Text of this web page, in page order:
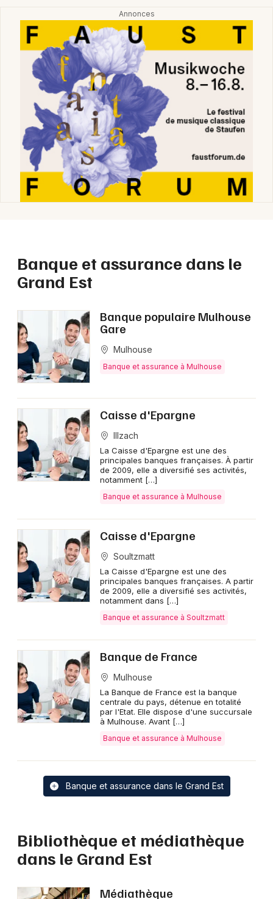
Banque et assurance dans le
Grand Est
Banque populaire Mulhouse
Gare
Mulhouse
Banque et assurance à Mulhouse
Caisse d'Epargne
Illzach
La Caisse d'Epargne est une des
principales banques françaises. À partir
de 2009, elle a diversifié ses activités,
notamment […]
Banque et assurance à Mulhouse
Caisse d'Epargne
Soultzmatt
La Caisse d'Epargne est une des
principales banques françaises. A partir
de 2009, elle a diversifié ses activités,
notamment dans […]
Banque et assurance à Soultzmatt
Banque de France
Mulhouse
La Banque de France est la banque
centrale du pays, détenue en totalité
par l'Etat. Elle dispose d'une succursale
à Mulhouse. Avant […]
Banque et assurance à Mulhouse
Banque et assurance dans le Grand Est
Bibliothèque et médiathèque
dans le Grand Est
Médiathèque